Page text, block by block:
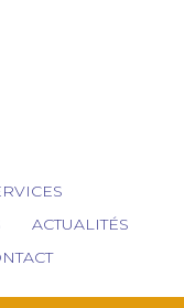
ACTUALITÉS